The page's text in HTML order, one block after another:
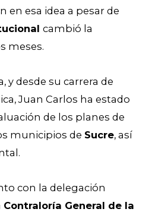
en esa idea a pesar de
cambió la
meses.
y desde su carrera de
Juan Carlos ha estado
de los planes de
municipios de Sucre, así
con la delegación
Contraloría General de la